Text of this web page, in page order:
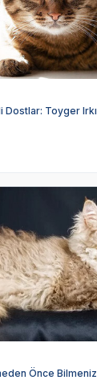
Dostlar: Toyger
Önce